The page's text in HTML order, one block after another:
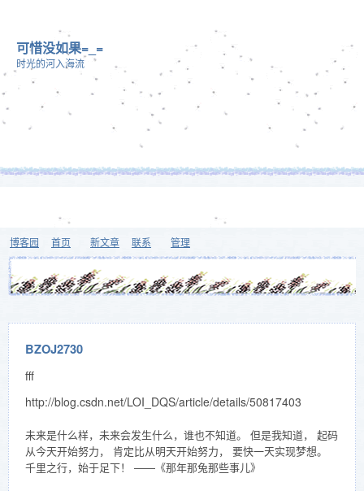
可惜没如果=_=
时光的河入海流
博客园 首页 新文章 联系 管理
BZOJ2730
fff
http://blog.csdn.net/LOI_DQS/article/details/50817403
未来是什么样，未来会发生什么，谁也不知道。 但是我知道， 起码
从今天开始努力， 肯定比从明天开始努力， 要快一天实现梦想。
千里之行，始于足下！ ——《那年那兔那些事儿》